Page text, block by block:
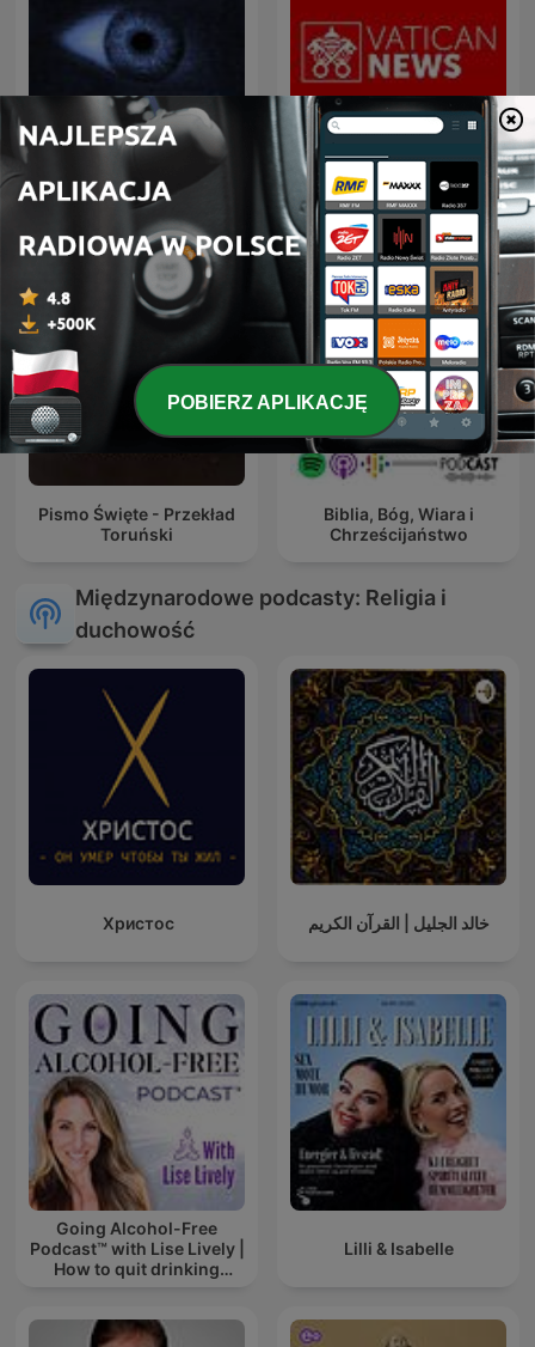
Mowia Swiadkowie Radio Watykańskie
Pismo Święte - Przekład
Toruński
Biblia, Bóg, Wiara i
Chrześcijaństwo
Międzynarodowe podcasty: Religia i
duchowość
Христос خالد الجليل | القرآن الكريم
Going Alcohol-Free
Podcast™ with Lise Lively |
How to quit drinking
Lilli & Isabelle
POBIERZ APLIKACJĘ